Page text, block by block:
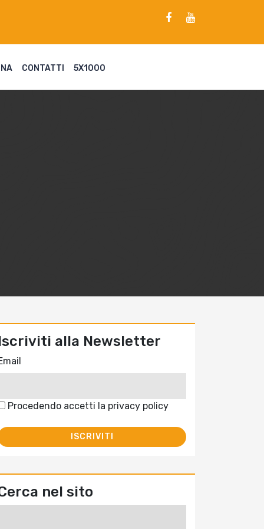
CONTATTI 5X1000
alla Newsletter
Procedendo accetti la privacy policy
nel sito